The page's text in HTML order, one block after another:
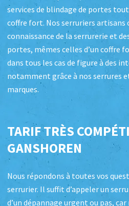
services de blindage de portes
coffre fort. Nos serruriers artisans
connaissance de la serrurerie et
portes, mêmes celles d’un coffre
dans tous les cas de figure à des
notamment grâce à nos serrures
marques.
TARIF TRÈS
GANSHOREN
Nous répondons à toutes vos
serrurier. Il suffit d’appeler un
d’un dépannage urgent ou pas,